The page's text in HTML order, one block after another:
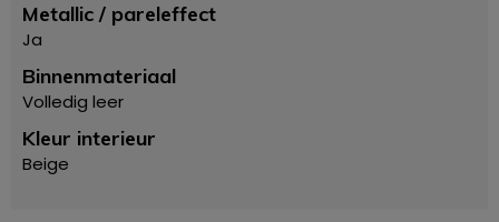
Metallic / pareleffect
Ja
Binnenmateriaal
Volledig leer
Kleur interieur
Beige